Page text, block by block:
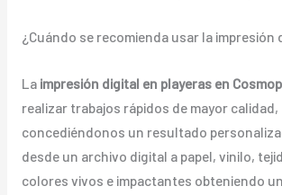
¿Cuándo se recomienda usar la impresión
La impresión digital en playeras en
realizar trabajos rápidos de mayor calidad,
concediéndonos un resultado
desde un archivo digital a papel, vinilo,
colores vivos e impactantes obteniendo